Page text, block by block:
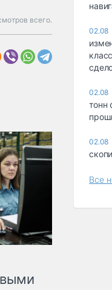
всего.
02.08
02.08
тонн
02.08
Все